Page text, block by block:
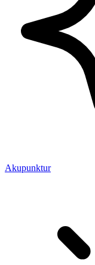
Akupunktur